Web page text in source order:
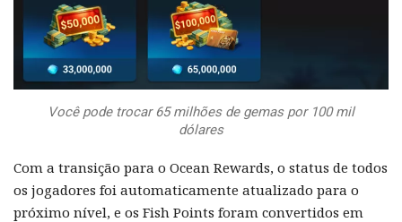
Você pode trocar 65 milhões de gemas por 100 mil
dólares
Com a transição para o Ocean Rewards, o status de todos
os jogadores foi automaticamente atualizado para o
próximo nível, e os Fish Points foram convertidos em